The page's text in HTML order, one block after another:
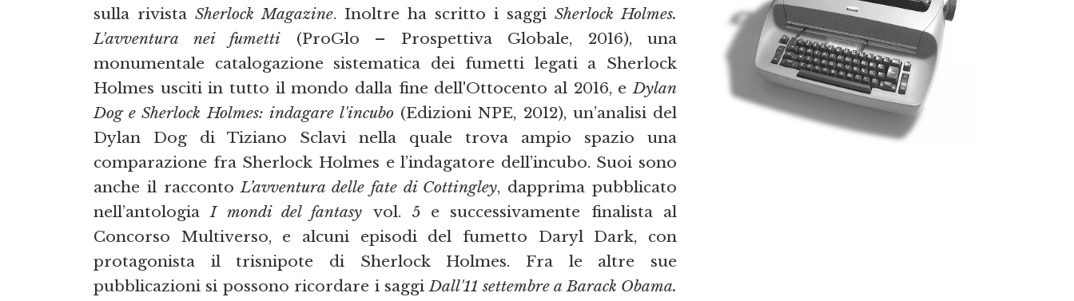
sulla rivista Sherlock Magazine. Inoltre ha scritto i saggi Sherlock Holmes.
L'avventura nei fumetti (ProGlo – Prospettiva Globale, 2016), una
monumentale catalogazione sistematica dei fumetti legati a Sherlock
Holmes usciti in tutto il mondo dalla fine dell'Ottocento al 2016, e Dylan
Dog e Sherlock Holmes: indagare l'incubo (Edizioni NPE, 2012), un’analisi del
Dylan Dog di Tiziano Sclavi nella quale trova ampio spazio una
comparazione fra Sherlock Holmes e l’indagatore dell’incubo. Suoi sono
anche il racconto L’avventura delle fate di Cottingley, dapprima pubblicato
nell’antologia I mondi del fantasy vol. 5 e successivamente finalista al
Concorso Multiverso, e alcuni episodi del fumetto Daryl Dark, con
protagonista il trisnipote di Sherlock Holmes. Fra le altre sue
pubblicazioni si possono ricordare i saggi Dall'11 settembre a Barack Obama.